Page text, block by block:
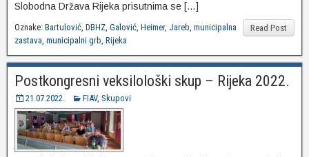
Slobodna Država Rijeka prisutnima se […]
Read Post
Oznake: Bartulović, DBHZ, Galović, Heimer, Jareb, municipalna
zastava, municipalni grb, Rijeka
Postkongresni veksilološki skup – Rijeka 2022.
21.07.2022. FIAV, Skupovi